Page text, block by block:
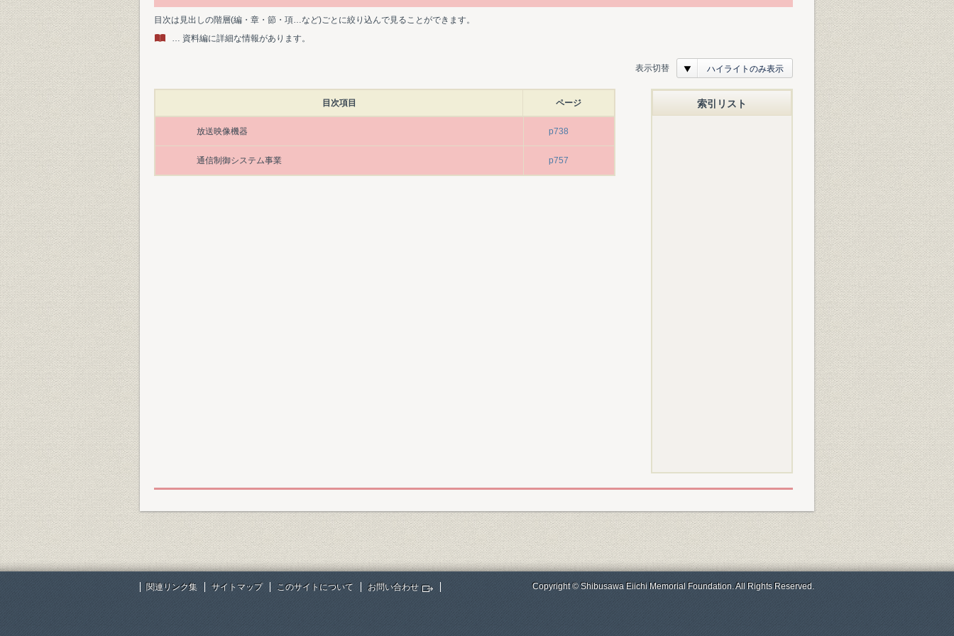
目次は見出しの階層(編・章・節・項…など)ごとに絞り込んで見ることができます。
… 資料編に詳細な情報があります。
表示切替 ハイライトのみ表示
目次項目 ページ
放送映像機器 p738
通信制御システム事業 p757
索引リスト
関連リンク集 サイトマップ このサイトについて お問い合わせ Copyright © Shibusawa Eiichi Memorial Foundation. All Rights Reserved.